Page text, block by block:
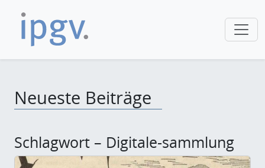
Neueste Beiträge
Schlagwort – Digitale-sammlung